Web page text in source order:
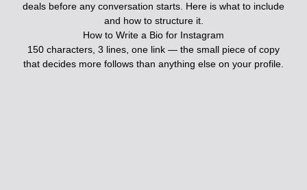
deals before any conversation starts. Here is what to include
and how to structure it.
How to Write a Bio for Instagram
150 characters, 3 lines, one link — the small piece of copy
that decides more follows than anything else on your profile.